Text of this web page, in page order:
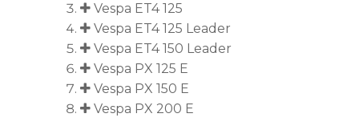
Vespa ET4 125
Vespa ET4 125 Leader
Vespa ET4 150 Leader
Vespa PX 125 E
Vespa PX 150 E
Vespa PX 200 E